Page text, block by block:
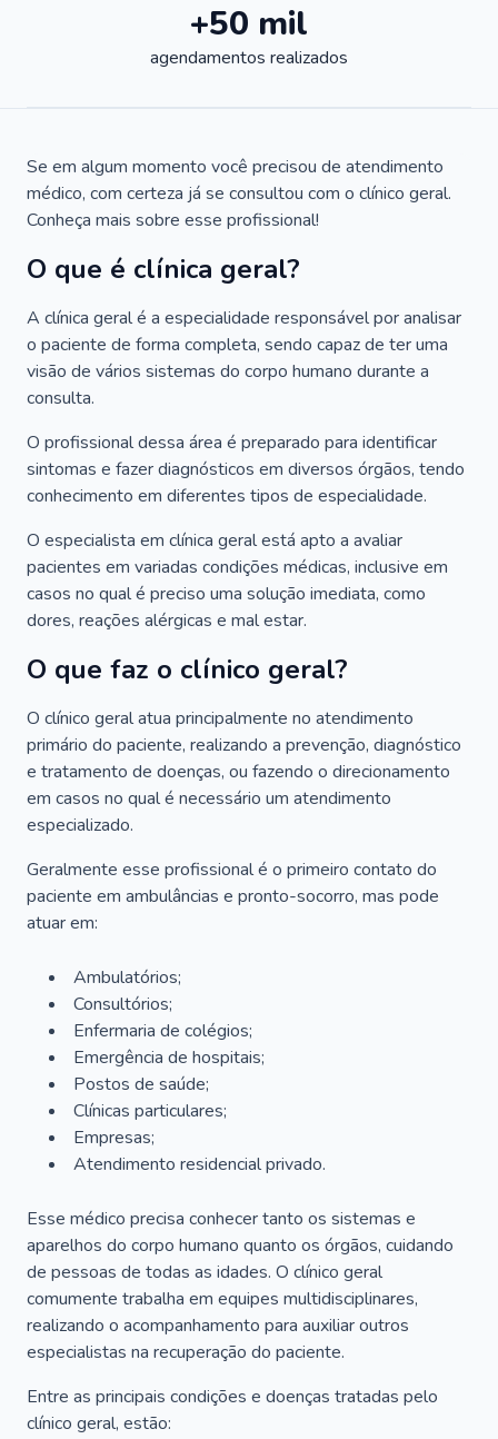
+50 mil
agendamentos realizados
Se em algum momento você precisou de atendimento
médico, com certeza já se consultou com o clínico geral.
Conheça mais sobre esse profissional!
O que é clínica geral?
A clínica geral é a especialidade responsável por analisar
o paciente de forma completa, sendo capaz de ter uma
visão de vários sistemas do corpo humano durante a
consulta.
O profissional dessa área é preparado para identificar
sintomas e fazer diagnósticos em diversos órgãos, tendo
conhecimento em diferentes tipos de especialidade.
O especialista em clínica geral está apto a avaliar
pacientes em variadas condições médicas, inclusive em
casos no qual é preciso uma solução imediata, como
dores, reações alérgicas e mal estar.
O que faz o clínico geral?
O clínico geral atua principalmente no atendimento
primário do paciente, realizando a prevenção, diagnóstico
e tratamento de doenças, ou fazendo o direcionamento
em casos no qual é necessário um atendimento
especializado.
Geralmente esse profissional é o primeiro contato do
paciente em ambulâncias e pronto-socorro, mas pode
atuar em:
Ambulatórios;
Consultórios;
Enfermaria de colégios;
Emergência de hospitais;
Postos de saúde;
Clínicas particulares;
Empresas;
Atendimento residencial privado.
Esse médico precisa conhecer tanto os sistemas e
aparelhos do corpo humano quanto os órgãos, cuidando
de pessoas de todas as idades. O clínico geral
comumente trabalha em equipes multidisciplinares,
realizando o acompanhamento para auxiliar outros
especialistas na recuperação do paciente.
Entre as principais condições e doenças tratadas pelo
clínico geral, estão: